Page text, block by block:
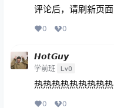
评论后，请刷新页面
0 0
𝙃𝙤𝙩𝙂𝙪𝙮
学前班 Lv0
热热热热热热热热热
0 0